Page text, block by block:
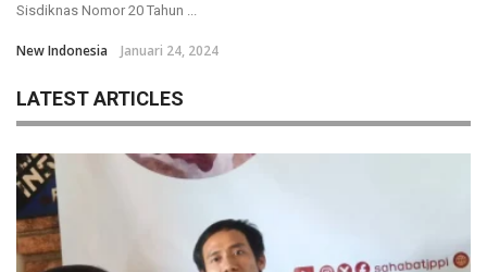
Sisdiknas Nomor 20 Tahun ...
New Indonesia Januari 24, 2024
LATEST ARTICLES